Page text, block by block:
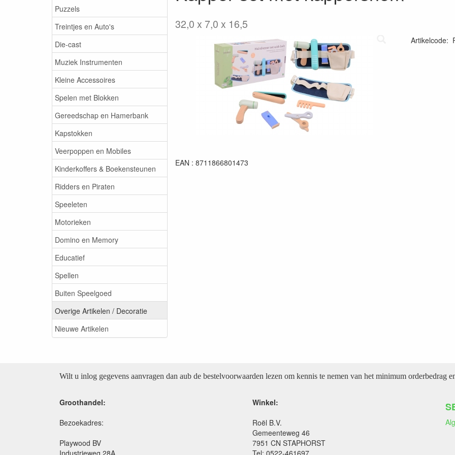
Puzzels
Treintjes en Auto's
Die-cast
Muziek Instrumenten
Kleine Accessoires
Spelen met Blokken
Gereedschap en Hamerbank
Kapstokken
Veerpoppen en Mobiles
Kinderkoffers & Boekensteunen
Ridders en Piraten
Speeleten
Motorieken
Domino en Memory
Educatief
Spellen
Buiten Speelgoed
Overige Artikelen / Decoratie
Nieuwe Artikelen
32,0 x 7,0 x 16,5
Artikelcode:
EAN : 8711866801473
Wilt u inlog gegevens aanvragen dan aub de bestelvoorwaarden lezen om kennis te nemen van het minimum orderbedrag
Groothandel:
Bezoekadres:
Playwood BV
Industrieweg 28A
Winkel:
Roël B.V.
Gemeenteweg 46
7951 CN STAPHORST
Tel: 0522-461697